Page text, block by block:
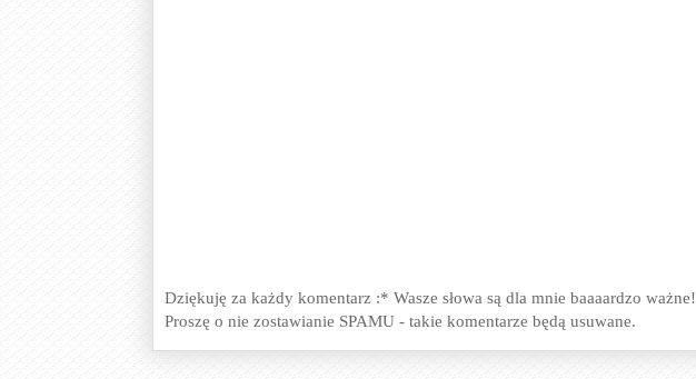
Dziękuję za każdy komentarz :* Wasze słowa są dla mnie baaaardzo ważne!
Proszę o nie zostawianie SPAMU - takie komentarze będą usuwane.